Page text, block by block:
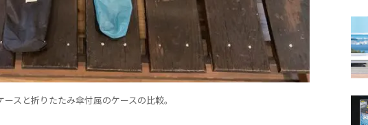
ースと折りたたみ傘付属のケースの比較。